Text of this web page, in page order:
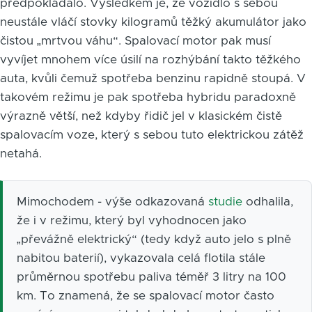
předpokládalo. Výsledkem je, že vozidlo s sebou
neustále vláčí stovky kilogramů těžký akumulátor jako
čistou „mrtvou váhu“. Spalovací motor pak musí
vyvíjet mnohem více úsilí na rozhýbání takto těžkého
auta, kvůli čemuž spotřeba benzinu rapidně stoupá. V
takovém režimu je pak spotřeba hybridu paradoxně
výrazně větší, než kdyby řidič jel v klasickém čistě
spalovacím voze, který s sebou tuto elektrickou zátěž
netahá.
Mimochodem - výše odkazovaná studie odhalila,
že i v režimu, který byl vyhodnocen jako
„převážně elektrický“ (tedy když auto jelo s plně
nabitou baterií), vykazovala celá flotila stále
průměrnou spotřebu paliva téměř 3 litry na 100
km. To znamená, že se spalovací motor často